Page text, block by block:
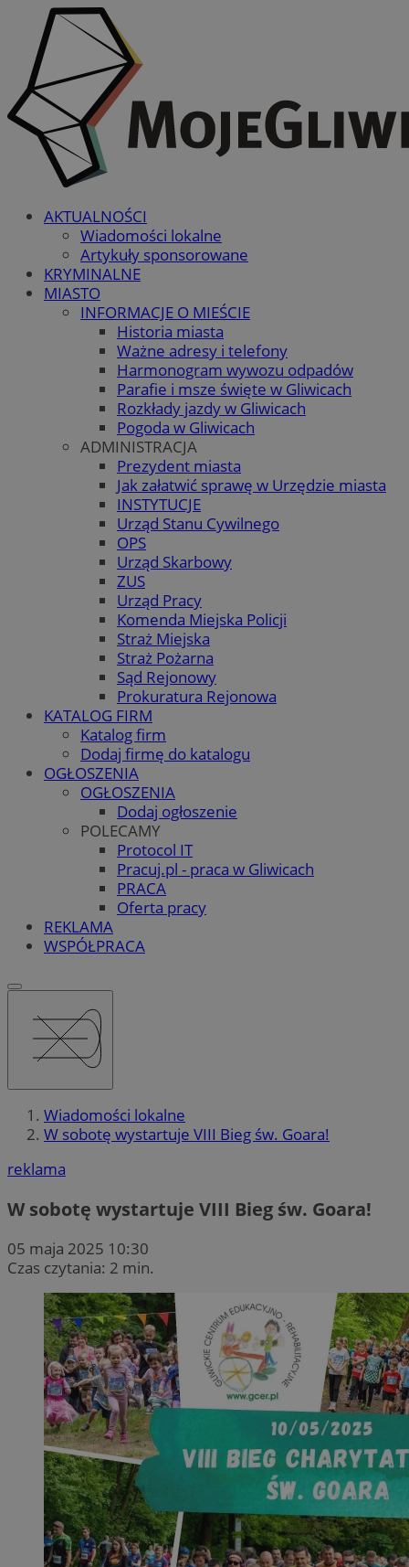
AKTUALNOŚCI
Wiadomości lokalne
Artykuły sponsorowane
KRYMINALNE
MIASTO
INFORMACJE O MIEŚCIE
Historia miasta
Ważne adresy i telefony
Harmonogram wywozu odpadów
Parafie i msze święte w Gliwicach
Rozkłady jazdy w Gliwicach
Pogoda w Gliwicach
ADMINISTRACJA
Prezydent miasta
Jak załatwić sprawę w Urzędzie miasta
INSTYTUCJE
Urząd Stanu Cywilnego
OPS
Urząd Skarbowy
ZUS
Urząd Pracy
Komenda Miejska Policji
Straż Miejska
Straż Pożarna
Sąd Rejonowy
Prokuratura Rejonowa
KATALOG FIRM
Katalog firm
Dodaj firmę do katalogu
OGŁOSZENIA
OGŁOSZENIA
Dodaj ogłoszenie
POLECAMY
Protocol IT
Pracuj.pl - praca w Gliwicach
PRACA
Oferta pracy
REKLAMA
WSPÓŁPRACA
Wiadomości lokalne
W sobotę wystartuje VIII Bieg św. Goara!
reklama
W sobotę wystartuje VIII Bieg św. Goara!
05 maja 2025 10:30
Czas czytania: 2 min.